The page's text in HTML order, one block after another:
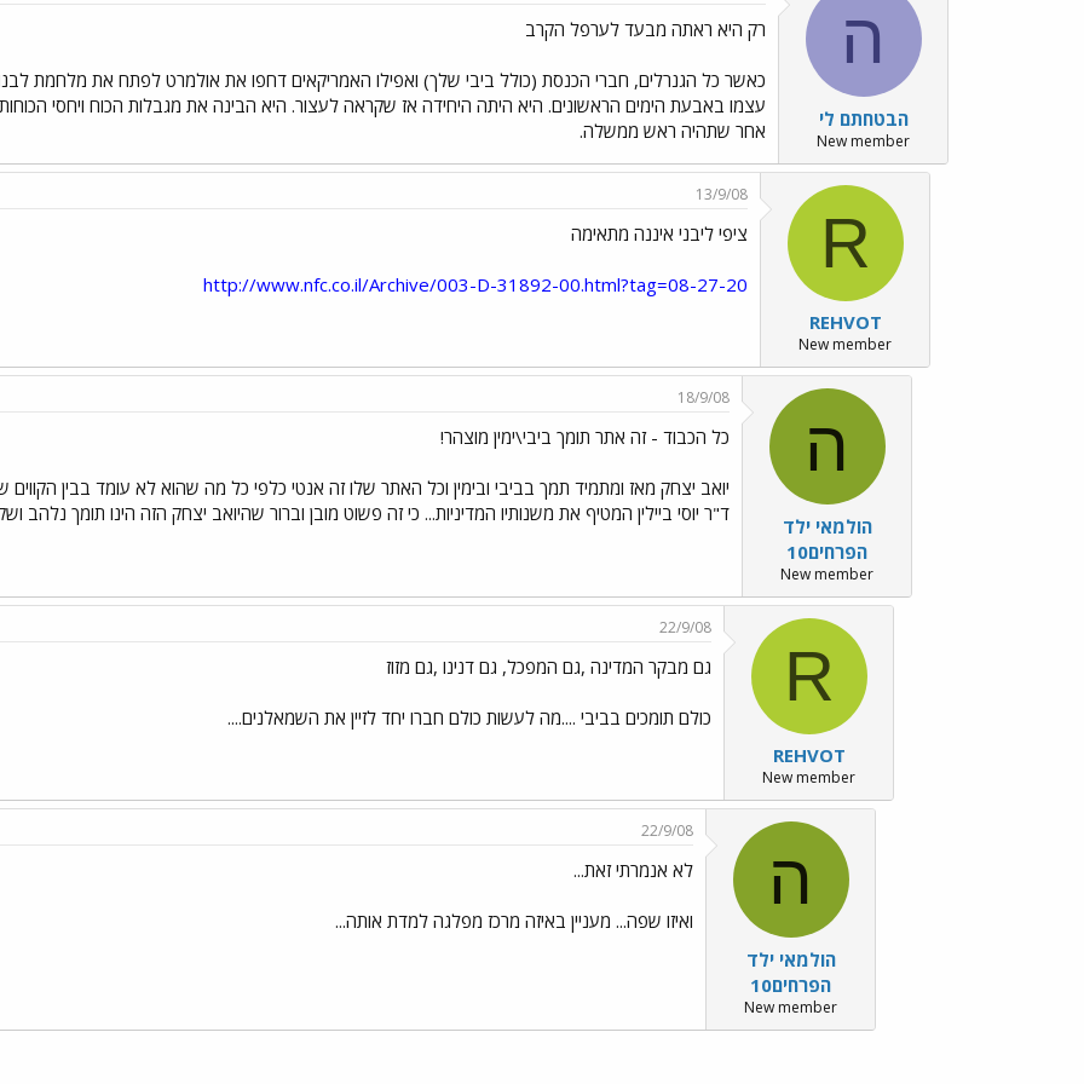
ה
הבטחתם לי
New member
רק היא ראתה מבעד לערפל הקרב
כאשר כל הגנרלים, חברי הכנסת (כולל ביבי שלך) ואפילו האמריקאים דחפו את אולמרט לפתח את מלחמת
עצמו באבעת הימים הראשונים. היא היתה היחידה אז שקראה לעצור. היא הבינה את מגבלות הכוח ויחסי
אחר שתהיה ראש ממשלה.
R
REHVOT
New member
13/9/08
ציפי ליבני איננה מתאימה
http://www.nfc.co.il/Archive/003-D-31892-00.html?tag=08-27-20
ה
הולמאי ילד
הפרחים10
New member
18/9/08
כל הכבוד - זה אתר תומך ביבי\ימין מוצהר!
יואב יצחק מאז ומתמיד תמך בביבי ובימין וכל האתר שלו זה אנטי כלפי כל מה שהוא לא עומד בבין
ד"ר יוסי ביילין המטיף את משנותיו המדיניות... כי זה פשוט מובן וברור שהיואב יצחק הזה הינו תומך נלהב
R
REHVOT
New member
22/9/08
גם מבקר המדינה ,גם המפכל, גם דנינו ,גם מזוז
כולם תומכים בביבי ....מה לעשות כולם חברו יחד לזיין את השמאלנים....
ה
הולמאי ילד
הפרחים10
New member
22/9/08
לא אנמרתי זאת...
ואיזו שפה... מעניין באיזה מרכז מפלגה למדת אותה...